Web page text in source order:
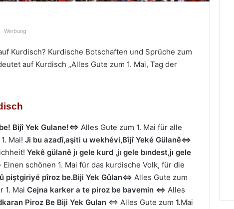
Werbung
Kurdisch? Kurdische Botschaften und Sprüche zum
auf Kurdisch „Alles Gute zum 1. Mai, Tag der
Bijî Yek Gulane!⇔ Alles Gute zum 1. Mai für alle
Mai! Ji bu azadî,aşiti u wekhévi,Bîjî Yeké Gülanê⇔
Yekê gülanê jı gele kurd ,jı gele bındest,jı gele
Einen schönen 1. Mai für das kurdische Volk, für die
piştgiriyé pîroz be.Biji Yek Gûlan⇔ Alles Gute zum
1. Mai Cejna karker a te piroz be bavemin ⇔ Alles
Piroz Be Biji Yek Gulan ⇔ Alles Gute zum 1.Mai